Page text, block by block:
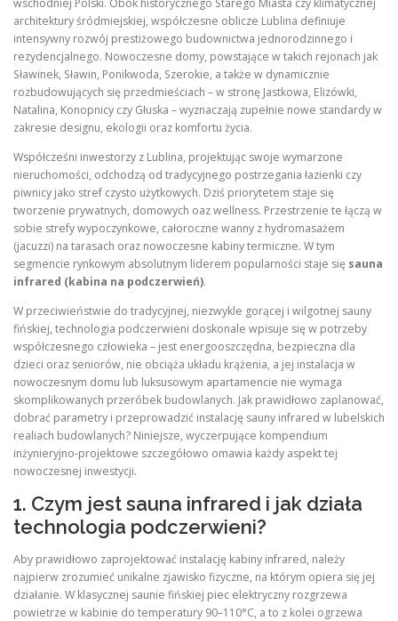
wschodniej Polski. Obok historycznego Starego Miasta czy klimatycznej
architektury śródmiejskiej, współczesne oblicze Lublina definiuje
intensywny rozwój prestiżowego budownictwa jednorodzinnego i
rezydencjalnego. Nowoczesne domy, powstające w takich rejonach jak
Sławinek, Sławin, Ponikwoda, Szerokie, a także w dynamicznie
rozbudowujących się przedmieściach – w stronę Jastkowa, Elizówki,
Natalina, Konopnicy czy Głuska – wyznaczają zupełnie nowe standardy w
zakresie designu, ekologii oraz komfortu życia.
Współcześni inwestorzy z Lublina, projektując swoje wymarzone
nieruchomości, odchodzą od tradycyjnego postrzegania łazienki czy
piwnicy jako stref czysto użytkowych. Dziś priorytetem staje się
tworzenie prywatnych, domowych oaz wellness. Przestrzenie te łączą w
sobie strefy wypoczynkowe, całoroczne wanny z hydromasażem
(jacuzzi) na tarasach oraz nowoczesne kabiny termiczne. W tym
segmencie rynkowym absolutnym liderem popularności staje się sauna
infrared (kabina na podczerwień).
W przeciwieństwie do tradycyjnej, niezwykle gorącej i wilgotnej sauny
fińskiej, technologia podczerwieni doskonale wpisuje się w potrzeby
współczesnego człowieka – jest energooszczędna, bezpieczna dla
dzieci oraz seniorów, nie obciąża układu krążenia, a jej instalacja w
nowoczesnym domu lub luksusowym apartamencie nie wymaga
skomplikowanych przeróbek budowlanych. Jak prawidłowo zaplanować,
dobrać parametry i przeprowadzić instalację sauny infrared w lubelskich
realiach budowlanych? Niniejsze, wyczerpujące kompendium
inżynieryjno-projektowe szczegółowo omawia każdy aspekt tej
nowoczesnej inwestycji.
1. Czym jest sauna infrared i jak działa
technologia podczerwieni?
Aby prawidłowo zaprojektować instalację kabiny infrared, należy
najpierw zrozumieć unikalne zjawisko fizyczne, na którym opiera się jej
działanie. W klasycznej saunie fińskiej piec elektryczny rozgrzewa
powietrze w kabinie do temperatury 90–110°C, a to z kolei ogrzewa